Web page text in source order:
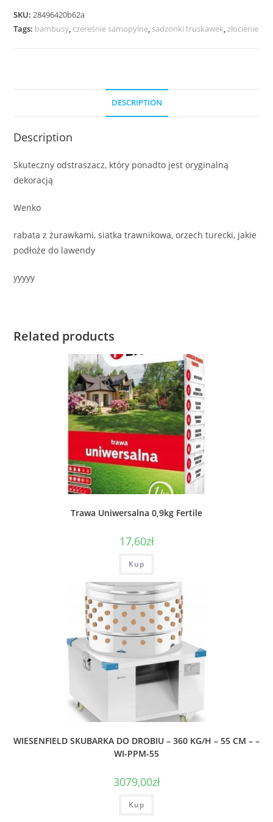
SKU:28496420b62a
Tags: bambusy, czereśnie samopylne, sadzonki truskawek,złocienie
DESCRIPTION
Description
Skuteczny odstraszacz, który ponadto jest oryginalną
dekoracją
Wenko
rabata z żurawkami, siatka trawnikowa, orzech turecki, jakie
podłoże do lawendy
yyyyy
Related products
Trawa Uniwersalna 0,9kg Fertile
17,60zł
Kup
WIESENFIELD SKUBARKA DO DROBIU – 360 KG/H – 55 CM – –
WI-PPM-55
3079,00zł
Kup